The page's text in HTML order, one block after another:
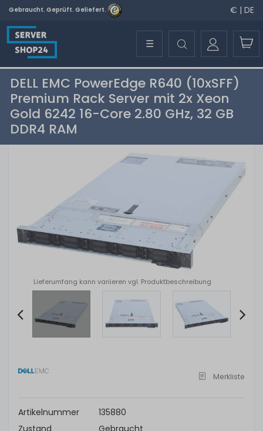
Gebraucht. Geprüft. Geliefert. € | DE
☰
DELL EMC PowerEdge R640 (10xSFF)
Premium Rack Server mit 2x Xeon
Gold 6242 16-Core 2.80 GHz, 32 GB
DDR4 RAM
Lieferumfang kann variieren vgl. Produktbeschreibung
of
Merkliste
Artikelnummer
135880